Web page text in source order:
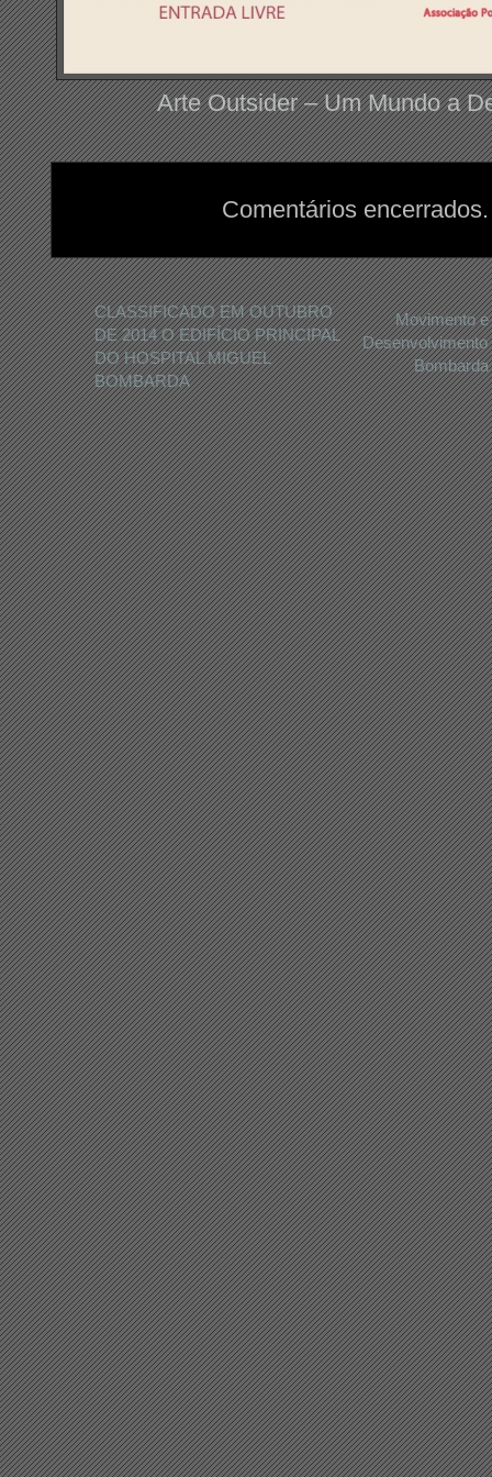
Arte Outsider – Um Mundo a
Comentários encerrados.
CLASSIFICADO EM OUTUBRO
DE 2014 O EDIFÍCIO PRINCIPAL
DO HOSPITAL MIGUEL
BOMBARDA
Movimento
Bombarda